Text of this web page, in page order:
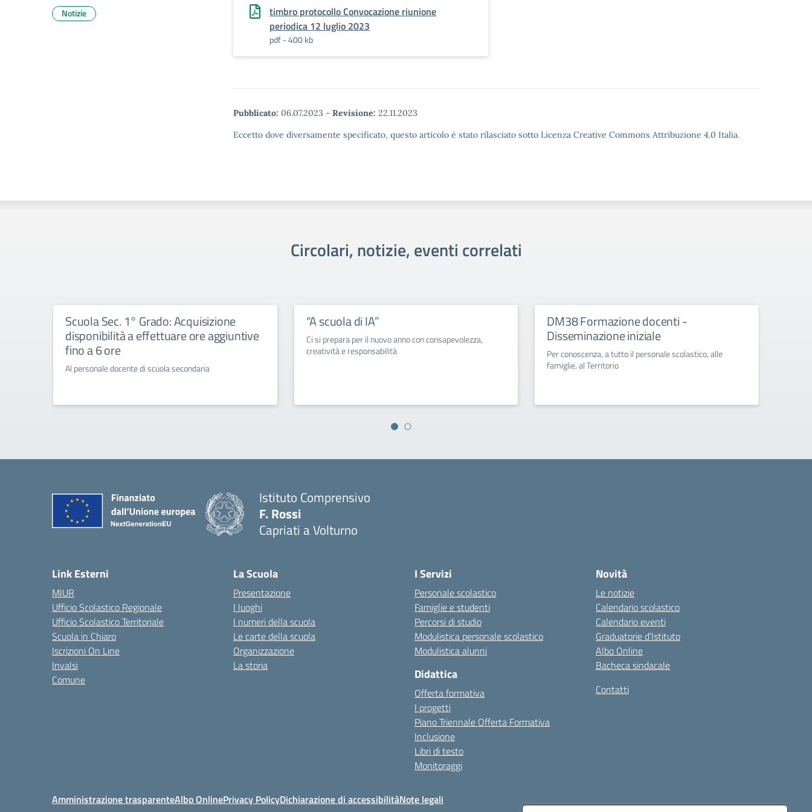
timbro protocollo Convocazione riunione
periodica 12 luglio 2023
pdf - 400 kb
Pubblicato: 06.07.2023 - Revisione: 22.11.2023
Eccetto dove diversamente specificato, questo articolo è stato rilasciato sotto Licenza Creative Commons Attribuzione 4.0 Italia.
Notizie
Circolari, notizie, eventi correlati
Scuola Sec. 1° Grado: Acquisizione
disponibilità a effettuare ore aggiuntive
fino a 6 ore
Al personale docente di scuola secondaria
“A scuola di IA”
Ci si prepara per il nuovo anno con consapevolezza,
creatività e responsabilità
DM38 Formazione docenti -
Disseminazione iniziale
Per conoscenza, a tutto il personale scolastico, alle
famiglie, al Territorio
Istituto Comprensivo
F. Rossi
Capriati a Volturno
Link Esterni
MIUR
Ufficio Scolastico Regionale
Ufficio Scolastico Territoriale
Scuola in Chiaro
Iscrizioni On Line
Invalsi
Comune
La Scuola
Presentazione
I luoghi
I numeri della scuola
Le carte della scuola
Organizzazione
La storia
I Servizi
Personale scolastico
Famiglie e studenti
Percorsi di studio
Modulistica personale scolastico
Modulistica alunni
Didattica
Offerta formativa
I progetti
Piano Triennale Offerta Formativa
Inclusione
Libri di testo
Monitoraggi
Novità
Le notizie
Calendario scolastico
Calendario eventi
Graduatorie d’Istituto
Albo Online
Bacheca sindacale
Contatti
Amministrazione trasparenteAlbo OnlinePrivacy PolicyDichiarazione di accessibilitàNote legali